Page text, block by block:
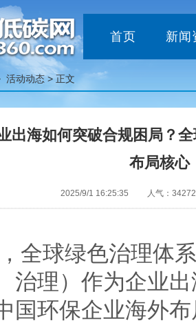
首页 新闻
活动动态> 正文
出海如何突破合规困局？
布局核心
2025/9/1 16:25:35 人气：34272
全球绿色治理体
治理）作为企业
国环保企业海外